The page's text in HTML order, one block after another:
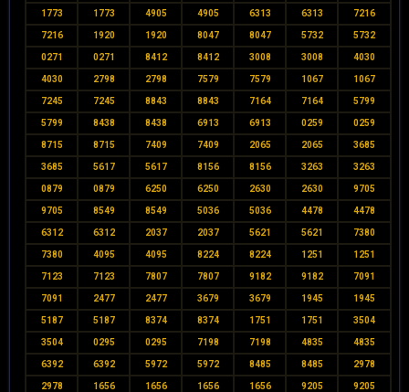
1773 1773 4905 4905 6313 6313 7216
7216 1920 1920 8047 8047 5732 5732
0271 0271 8412 8412 3008 3008 4030
4030 2798 2798 7579 7579 1067 1067
7245 7245 8843 8843 7164 7164 5799
5799 8438 8438 6913 6913 0259 0259
8715 8715 7409 7409 2065 2065 3685
3685 5617 5617 8156 8156 3263 3263
0879 0879 6250 6250 2630 2630 9705
9705 8549 8549 5036 5036 4478 4478
6312 6312 2037 2037 5621 5621 7380
7380 4095 4095 8224 8224 1251 1251
7123 7123 7807 7807 9182 9182 7091
7091 2477 2477 3679 3679 1945 1945
5187 5187 8374 8374 1751 1751 3504
3504 0295 0295 7198 7198 4835 4835
6392 6392 5972 5972 8485 8485 2978
2978 1656 1656 1656 1656 9205 9205